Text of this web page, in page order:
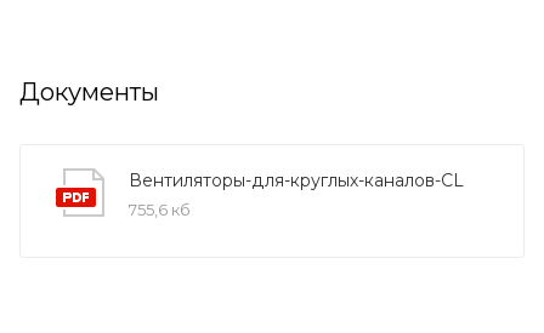
Документы
Вентиляторы-для-круглых-каналов-CL
755,6 кб